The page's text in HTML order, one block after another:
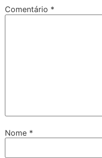
Comentário *
Nome *